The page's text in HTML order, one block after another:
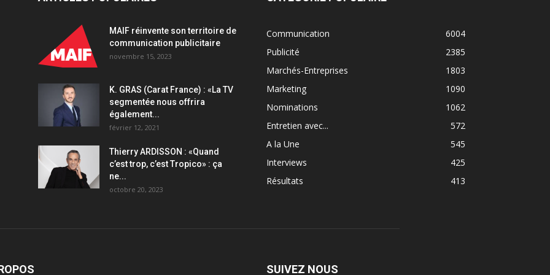
MAIF réinvente son territoire de
communication publicitaire
novembre 15, 2023
K. GRAS (Carat France) : «La TV
segmentée nous offrira
également...
février 12, 2021
Thierry ARDISSON : «Quand
c’est trop, c’est Tropico» : ça
ne...
octobre 20, 2023
Communication
6004
Publicité
2385
Marchés-Entreprises
1803
Marketing
1090
Nominations
1062
Entretien avec...
572
A la Une
545
Interviews
425
Résultats
413
SUIVEZ NOUS